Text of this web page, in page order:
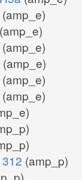
(amp_e)
(amp_e)
(amp_e)
(amp_e)
(amp_e)
(amp_e)
(amp_p)